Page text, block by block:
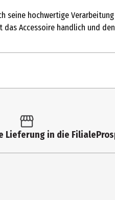
seine hochwertige
Accessoire handlich und
Schlüsselanhänger
Plüsch/Polyester
Lieferung in die Filiale